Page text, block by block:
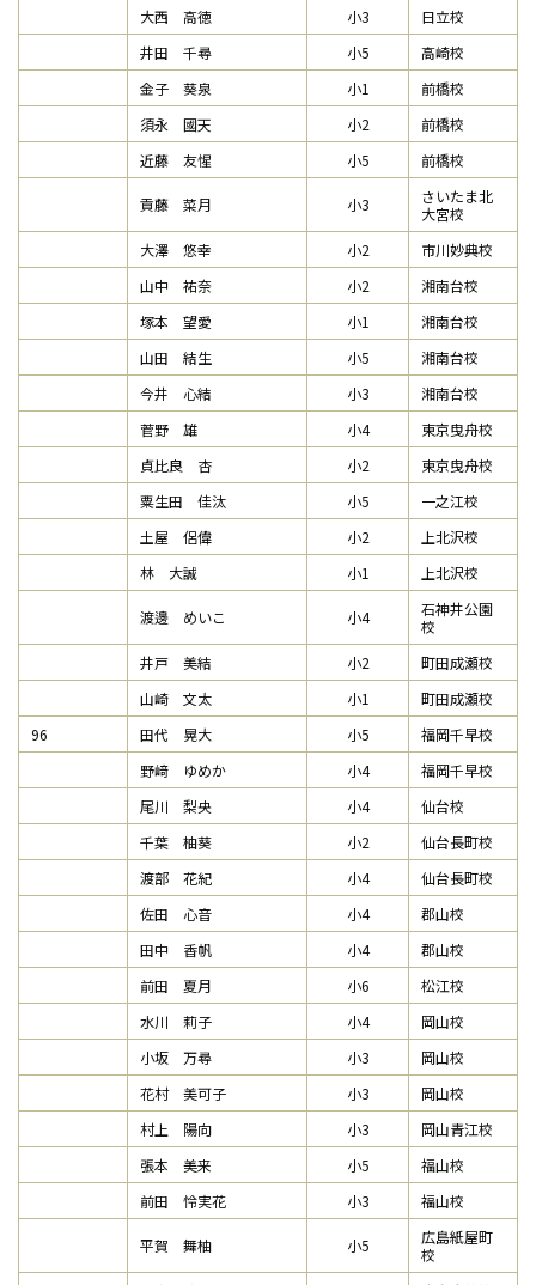
大西 高徳
小3
日立校
井田 千尋
小5
高崎校
金子 葵泉
小1
前橋校
須永 國天
小2
前橋校
近藤 友惺
小5 前橋校
貢藤 菜月 小3
さいたま北
大宮校
大澤 悠幸
小2
市川妙典校
山中 祐奈
小2
湘南台校
塚本 望愛
小1
湘南台校
山田 結生
小5
湘南台校
今井 心結
小3
湘南台校
菅野 雄
小4
東京曳舟校
貞比良 杏
小2
東京曳舟校
粟生田 佳汰
小5
一之江校
土屋 侶偉
小2
上北沢校
林 大誠
小1 上北沢校
渡邊 めいこ 小4
石神井公園
校
井戸 美結
小2
町田成瀬校
山崎 文太
小1
町田成瀬校
96
田代 晃大 小5
福岡千早校
野﨑 ゆめか
小4
福岡千早校
尾川 梨央
小4
仙台校
千葉 柚葵
小2
仙台長町校
渡部 花紀
小4
仙台長町校
佐田 心音
小4
郡山校
田中 香帆
小4
郡山校
前田 夏月
小6
松江校
水川 莉子
小4
岡山校
小坂 万尋
小3
岡山校
花村 美可子
小3
岡山校
村上 陽向
小3
岡山青江校
張本 美来
小5
福山校
前田 怜実花
小3 福山校
平賀 舞柚 小5
広島紙屋町
校